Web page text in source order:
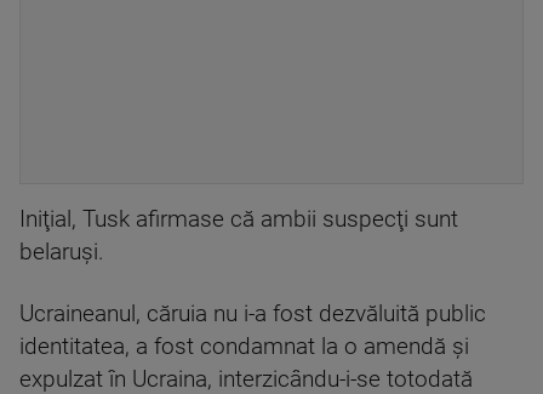
Iniţial, Tusk afirmase că ambii suspecţi sunt
belaruşi.
Ucraineanul, căruia nu i-a fost dezvăluită public
identitatea, a fost condamnat la o amendă şi
expulzat în Ucraina, interzicându-i-se totodată